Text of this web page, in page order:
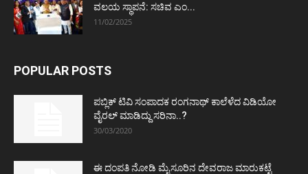
ವಲಯ ಸ್ಥಾಪನೆ: ಸಚಿವ ಎಂ...
11/02/2025
POPULAR POSTS
ಪಬ್ಲಿಕ್ ಟಿವಿ ಸಂಪಾದಕ ರಂಗನಾಥ್ ಕಾಲೆಳೆದ ವಿಡಿಯೋ
ವೈರಲ್ ಮಾಡಿದ್ದು ಸರಿನಾ..?
30/03/2020
ಈ ದಂಪತಿ ನೋಡಿ ಮೈಸೂರಿನ ದೇವರಾಜ ಮಾರುಕಟ್ಟೆ